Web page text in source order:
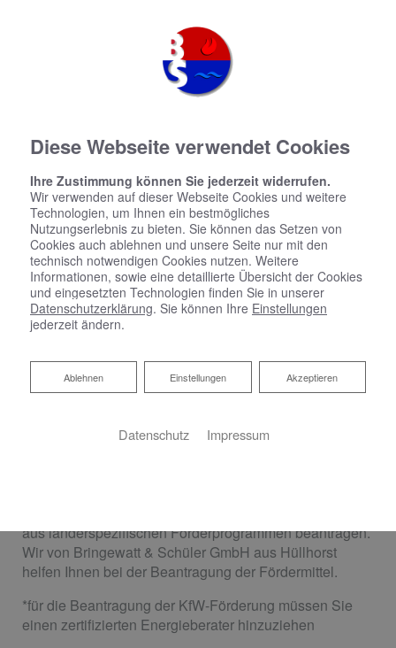
Fördermittel für barrierefreie
Bäder
Badsanierung
aus länderspezifischen Förderprogrammen beantragen.
Wir von Bringewatt & Schüler GmbH aus Hüllhorst
helfen Ihnen bei der Beantragung der Fördermittel.
*für die Beantragung der KfW-Förderung müssen Sie
einen zertifizierten Energieberater hinzuziehen
Diese Webseite verwendet Cookies
Ihre Zustimmung können Sie jederzeit widerrufen.
Wir verwenden auf dieser Webseite Cookies und weitere
Technologien, um Ihnen ein bestmögliches
Nutzungserlebnis zu bieten. Sie können das Setzen von
Cookies auch ablehnen und unsere Seite nur mit den
technisch notwendigen Cookies nutzen. Weitere
Informationen, sowie eine detaillierte Übersicht der Cookies
und eingesetzten Technologien finden Sie in unserer
Datenschutzerklärung. Sie können Ihre Einstellungen
jederzeit ändern.
Akzeptieren
Einstellungen
Ablehnen
Ablehnen
Datenschutz Impressum